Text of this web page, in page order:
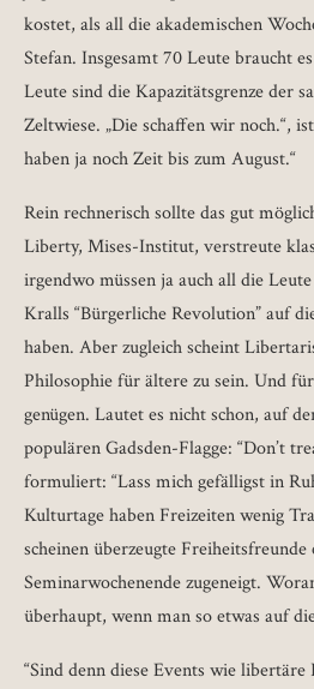
kostet, als all die akademischen
Stefan. Insgesamt 70 Leute braucht
Leute sind die Kapazitätsgrenze der
Zeltwiese. „Die schaffen wir noch.“,
haben ja noch Zeit bis zum August.“
Rein rechnerisch sollte das gut
Liberty, Mises-Institut, verstreute
irgendwo müssen ja auch all die
Kralls “Bürgerliche Revolution” auf
haben. Aber zugleich scheint
Philosophie für ältere zu sein. Und
genügen. Lautet es nicht schon, auf
populären Gadsden-Flagge: “Don’t
formuliert: “Lass mich gefälligst in
Kulturtage haben Freizeiten wenig
scheinen überzeugte Freiheitsfreunde
Seminarwochenende zugeneigt.
überhaupt, wenn man so etwas auf
“Sind denn diese Events wie